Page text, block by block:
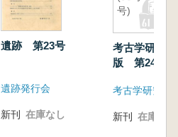
遺跡 第23号
遺跡発行会
新刊 在庫なし
号)
考古学研究
版 第24巻
新刊 在庫なし